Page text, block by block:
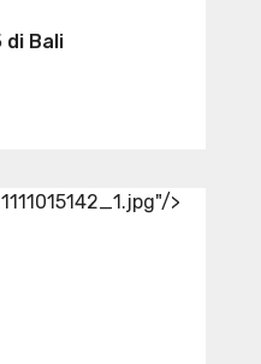
di Bali
>